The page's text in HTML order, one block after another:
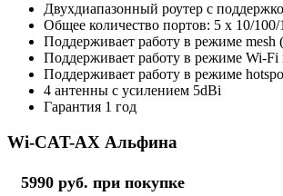
Двухдиапазонный роутер с
Общее количество портов: 5 х 10/
Поддерживает работу в режиме
Поддерживает работу в режиме Wi-Fi
Поддерживает работу в режиме
4 антенны с усилением 5dBi
Гарантия 1 год
Wi-CAT-AX Альфина
5990 руб. при покупке